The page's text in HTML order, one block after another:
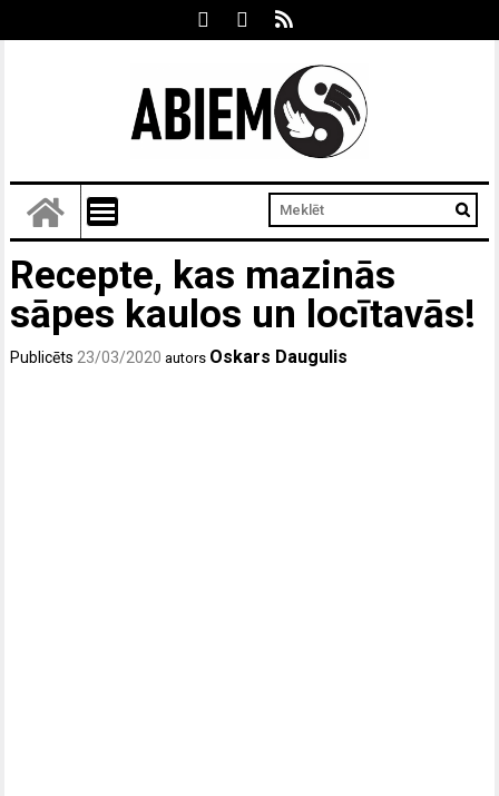
Recepte, kas mazinās
sāpes kaulos un locītavās!
Publicēts 23/03/2020 autors Oskars Daugulis